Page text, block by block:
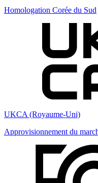
Homologation Corée du Sud
UKCA (Royaume-Uni)
Approvisionnement du